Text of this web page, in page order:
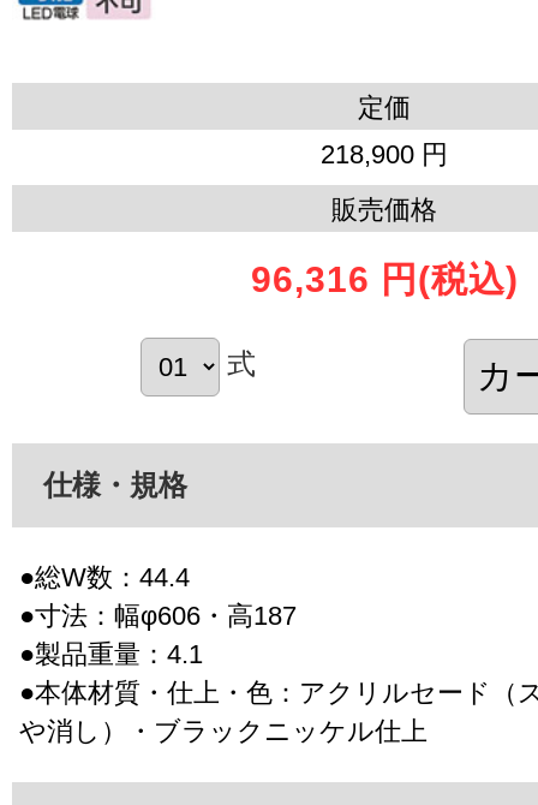
定価
218,900 円
販売価格
96,316 円 (税込)
式
仕様・規格
●総W数：44.4
●寸法：幅φ606・高187
●製品重量：4.1
●本体材質・仕上・色：アクリルセード（
や消し）・ブラックニッケル仕上